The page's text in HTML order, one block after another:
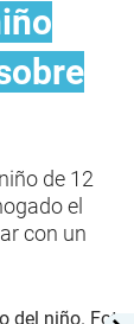
de 12
el
con un